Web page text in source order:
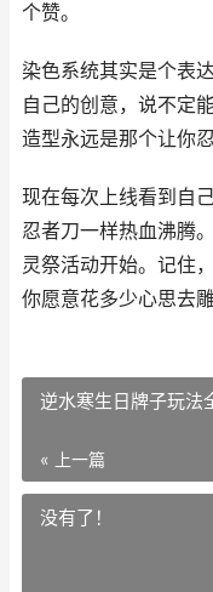
个赞。
染色系统其实是个表
自己的创意，说不定
造型永远是那个让你
现在每次上线看到自
忍者刀一样热血沸腾
灵祭活动开始。记住
你愿意花多少心思去
逆水寒生日牌子玩法
« 上一篇
没有了！